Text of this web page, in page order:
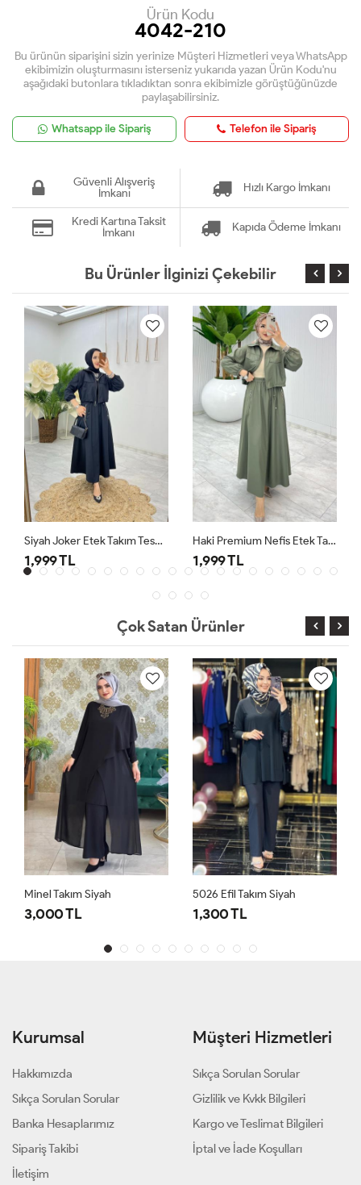
Ürün Kodu
4042-210
Bu ürünün siparişini sizin yerinize Müşteri Hizmetleri veya WhatsApp
ekibimizin oluşturmasını isterseniz yukarıda yazan Ürün Kodu'nu
aşağıdaki butonlara tıkladıktan sonra ekibimizle görüştüğünüzde
paylaşabilirsiniz.
Whatsapp ile Sipariş Telefon ile Sipariş
Güvenli Alışveriş
İmkanı
Hızlı Kargo İmkanı
Kredi Kartına Taksit
İmkanı
Kapıda Ödeme İmkanı
Bu Ürünler İlginizi Çekebilir
Siyah Joker Etek Takım Tesettür Giyim
1,999 TL
Haki Premium Nefis Etek Takım
1,999 TL
Çok Satan Ürünler
Minel Takım Siyah
3,000 TL
5026 Efil Takım Siyah
1,300 TL
Kurumsal
Hakkımızda
Sıkça Sorulan Sorular
Banka Hesaplarımız
Sipariş Takibi
İletişim
Müşteri Hizmetleri
Sıkça Sorulan Sorular
Gizlilik ve Kvkk Bilgileri
Kargo ve Teslimat Bilgileri
İptal ve İade Koşulları